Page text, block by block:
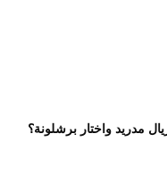
مدريد واختار برشلونة؟